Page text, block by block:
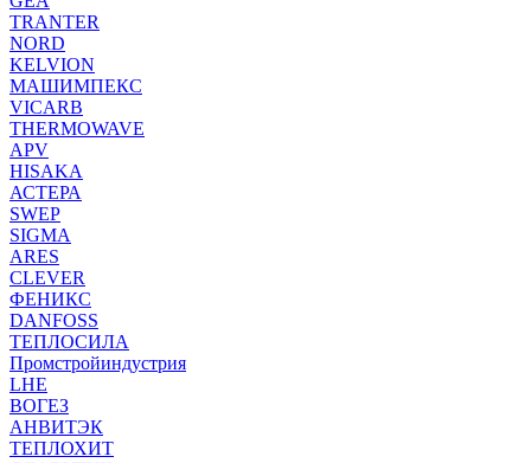
TRANTER
NORD
KELVION
МАШИМПЕКС
VICARB
THERMOWAVE
APV
HISAKA
АСТЕРА
SWEP
SIGMA
ARES
CLEVER
ФЕНИКС
DANFOSS
ТЕПЛОСИЛА
Промстройиндустрия
LHE
ВОГЕЗ
АНВИТЭК
ТЕПЛОХИТ